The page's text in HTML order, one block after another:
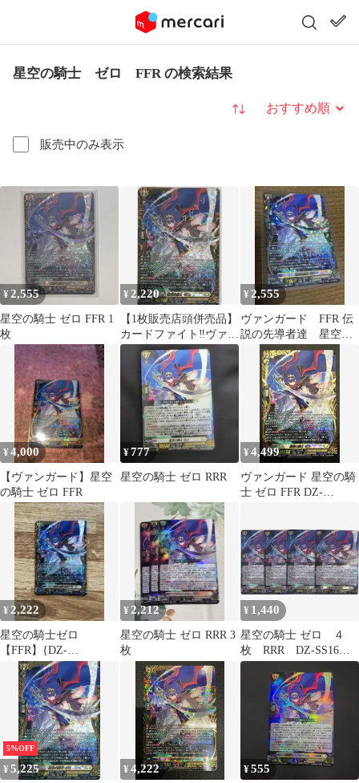
星空の騎士 ゼロ FFR の検索結果
販売中のみ表示
並び替え
¥2,555
星空の騎士 ゼロ FFR 1
枚
¥ 2,220
【1枚販売店頭併売品】
カードファイト‼︎ヴァン
ガード,シングルカー
ド,DZシリーズ,スペシ
ャルシリーズ
DZ/SS16/FFR11FFR 星
¥ 2,555
ヴァンガード FFR 伝
説の先導者達 星空の
騎士 ゼロ
¥4,000
【ヴァンガード】星空
の騎士 ゼロ FFR
¥777
星空の騎士 ゼロ RRR
¥4,499
ヴァンガード 星空の騎
士 ゼロ FFR DZ-
¥2,222
星空の騎士ゼロ
【FFR】{DZ-
SS16/FFR11}《ケテル
サンクチュアリ》
¥2,212
星空の騎士 ゼロ RRR 3
枚
¥ 1,440
星空の騎士 ゼロ ４
枚 RRR DZ-SS16
伝説の先導者達 ヴァ
ンガード ちゅうて
つ 015
5%OFF
¥5,225 ¥4,222 ¥555